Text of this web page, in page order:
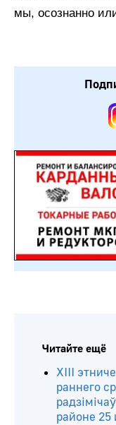
мы, осознанно
Читайте ещё
ХIII
раннего
районе 25